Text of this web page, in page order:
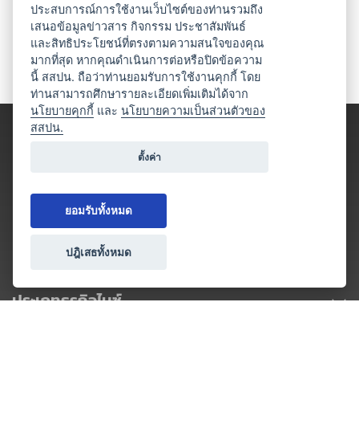
ประเภทธุรกิจไมซ์
ประสบการณ์การใช้งานเว็บไซต์ของท่านรวมถึง
เสนอข้อมูลข่าวสาร กิจกรรม ประชาสัมพันธ์
และสิทธิประโยชน์ที่ตรงตามความสนใจของคุณ
มากที่สุด หากคุณดำเนินการต่อหรือปิดข้อความ
นี้ สสปน. ถือว่าท่านยอมรับการใช้งานคุกกี้ โดย
ท่านสามารถศึกษารายละเอียดเพิ่มเติมได้จาก
นโยบายคุกกี้ และนโยบายความเป็นส่วนตัวของ
สสปน.
ตั้งค่า
ยอมรับทั้งหมด
ปฎิเสธทั้งหมด